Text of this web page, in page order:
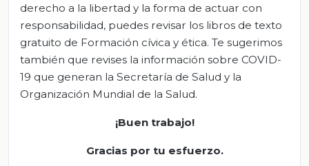
derecho a la libertad y la forma de actuar con
responsabilidad, puedes revisar los libros de texto
gratuito de Formación cívica y ética. Te sugerimos
también que revises la información sobre COVID-
19 que generan la Secretaría de Salud y la
Organización Mundial de la Salud.
¡Buen trabajo!
Gracias por tu esfuerzo.